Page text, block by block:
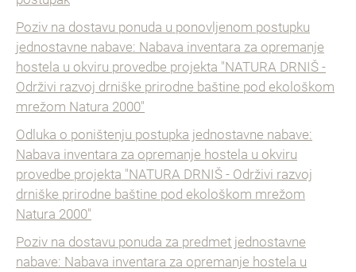
Poziv na dostavu ponuda u ponovljenom postupku
jednostavne nabave: Nabava inventara za opremanje
hostela u okviru provedbe projekta "NATURA DRNIŠ -
Održivi razvoj drniške prirodne baštine pod ekološkom
mrežom Natura 2000"
Odluka o poništenju postupka jednostavne nabave:
Nabava inventara za opremanje hostela u okviru
provedbe projekta "NATURA DRNIŠ - Održivi razvoj
drniške prirodne baštine pod ekološkom mrežom
Natura 2000"
Poziv na dostavu ponuda za predmet jednostavne
nabave: Nabava inventara za opremanje hostela u